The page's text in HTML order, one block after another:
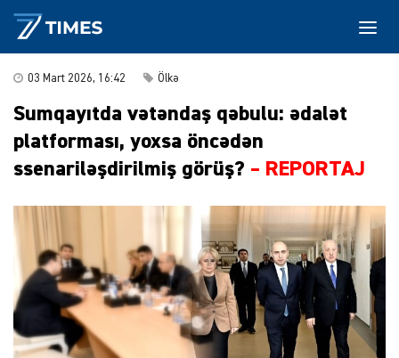
03 Mart 2026, 16:42 Ölkə
Sumqayıtda vətəndaş qəbulu: ədalət
platforması, yoxsa öncədən
ssenariləşdirilmiş görüş? – REPORTAJ